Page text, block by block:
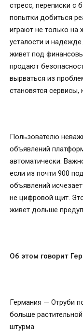
стресс, переписки с
попытки добиться
играют не только на
усталости и
живет под
продают
вырваться из
становятся
Пользователю
объявлений
автоматически.
если из почти 900
объявлений
не цифровой щит.
живет дольше
Об этом говорит
Германия — Отруби
больше
штурма